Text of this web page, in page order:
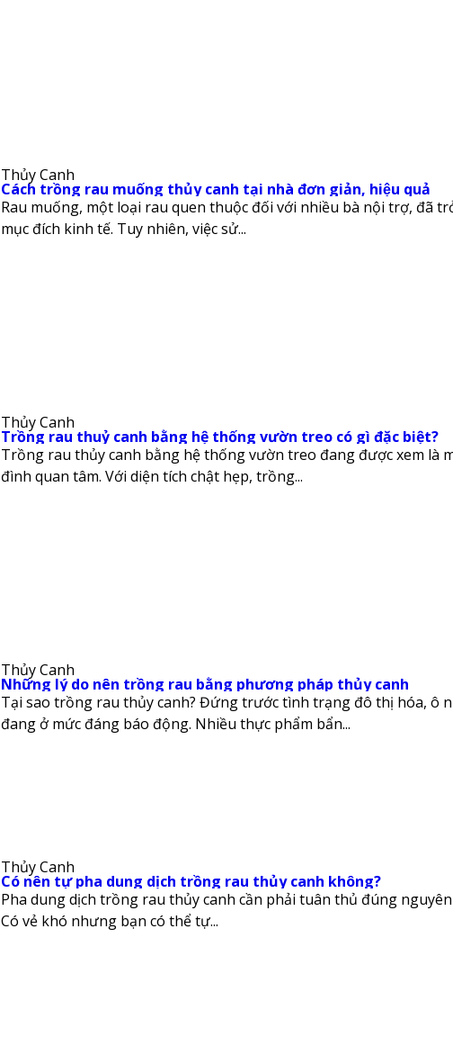
Thủy Canh
Cách trồng rau muống thủy canh tại nhà đơn giản, hiệu quả
Rau muống, một loại rau quen thuộc đối với nhiều bà nội trợ, đã
mục đích kinh tế. Tuy nhiên, việc sử...
Thủy Canh
Trồng rau thuỷ canh bằng hệ thống vườn treo có gì đặc biệt?
Trồng rau thủy canh bằng hệ thống vườn treo đang được xem là
đình quan tâm. Với diện tích chật hẹp, trồng...
Thủy Canh
Những lý do nên trồng rau bằng phương pháp thủy canh
Tại sao trồng rau thủy canh? Đứng trước tình trạng đô thị hóa, ô
đang ở mức đáng báo động. Nhiều thực phẩm bẩn...
Thủy Canh
Có nên tự pha dung dịch trồng rau thủy canh không?
Pha dung dịch trồng rau thủy canh cần phải tuân thủ đúng
Có vẻ khó nhưng bạn có thể tự...